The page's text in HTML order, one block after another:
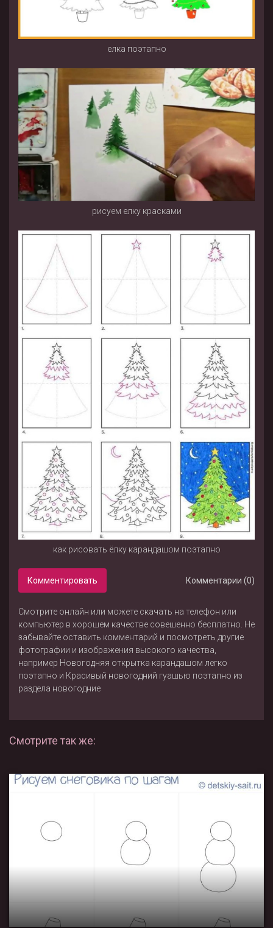
елка поэтапно
рисуем елку красками
как рисовать ёлку карандашом поэтапно
Комментировать Комментарии (0)
Смотрите онлайн или можете скачать на телефон или
компьютер в хорошем качестве совешенно бесплатно. Не
забывайте оставить комментарий и посмотреть другие
фотографии и изображения высокого качества,
например Новогодняя открытка карандашом легко
поэтапно и Красивый новогодний гуашью поэтапно из
раздела новогодние
Смотрите так же: